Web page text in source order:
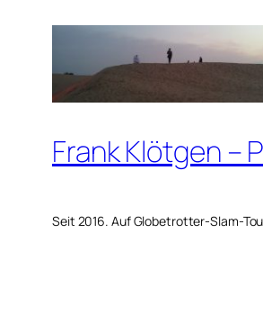
springen
Frank Klötgen –
Seit 2016. Auf Globetrotter-Slam-